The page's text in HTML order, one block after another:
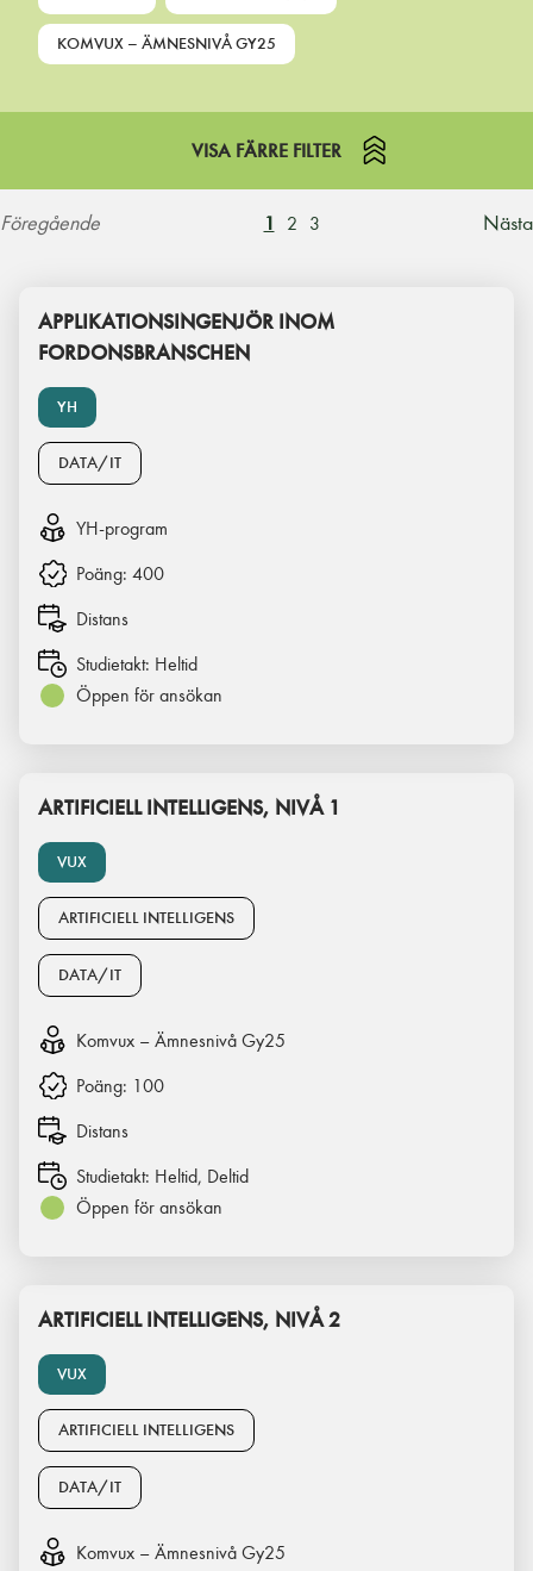
KOMVUX – ÄMNESNIVÅ GY25
VISA FÄRRE FILTER
Föregående 1 2 3 Nästa
YH
APPLIKATIONSINGENJÖR INOM
FORDONSBRANSCHEN
DATA/IT
YH-program
Poäng: 400
Distans
Studietakt: Heltid
Öppen för ansökan
VUX
ARTIFICIELL INTELLIGENS, NIVÅ 1
ARTIFICIELL INTELLIGENS
DATA/IT
Komvux – Ämnesnivå Gy25
Poäng: 100
Distans
Studietakt: Heltid, Deltid
Öppen för ansökan
VUX
ARTIFICIELL INTELLIGENS, NIVÅ 2
ARTIFICIELL INTELLIGENS
DATA/IT
Komvux – Ämnesnivå Gy25